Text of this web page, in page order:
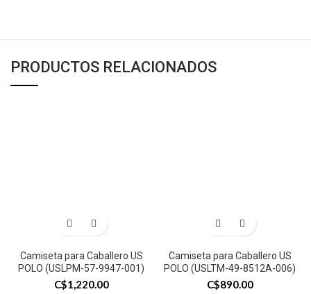
PRODUCTOS RELACIONADOS
Camiseta para Caballero US
POLO (USLPM-57-9947-001)
C$1,220.00
Camiseta para Caballero US
POLO (USLTM-49-8512A-006)
C$890.00